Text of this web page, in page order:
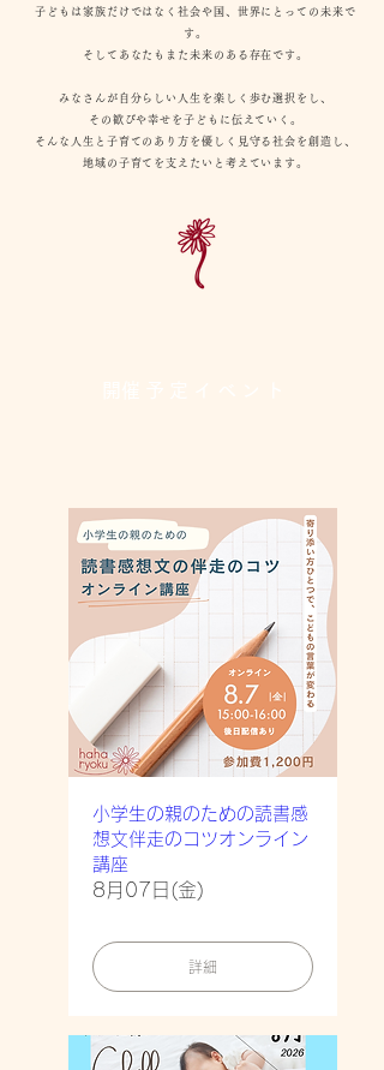
子どもは家族だけではなく社会や国、世界にとっての未来で
す。
そしてあなたもまた未来のある存在です。
みなさんが自分らしい人生を楽しく歩む選択をし、
その歓びや幸せを子どもに伝えていく。
そんな人生と子育てのあり方を優しく見守る社会を創造し、
地域の子育てを支えたいと考えています。
小学生の親のための読書感
想文伴走のコツオンライン
講座
8月07日(金)
詳細